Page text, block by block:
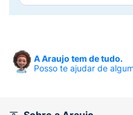
prazer de um bom
porção prática e ideal
A Araujo tem de tudo.
Posso te ajudar de